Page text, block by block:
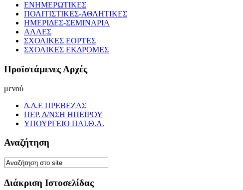
ΕΝΗΜΕΡΩΤΙΚΕΣ
ΠΟΛΙΤΙΣΤΙΚΕΣ-ΑΘΛΗΤΙΚΕΣ
ΗΜΕΡΙΔΕΣ-ΣΕΜΙΝΑΡΙΑ
ΑΛΛΕΣ
ΣΧΟΛΙΚΕΣ ΕΟΡΤΕΣ
ΣΧΟΛΙΚΕΣ ΕΚΔΡΟΜΕΣ
Προϊστάμενες Αρχές
μενού
Δ.Δ.Ε ΠΡΕΒΕΖΑΣ
ΠΕΡ. Δ/ΝΣΗ ΗΠΕΙΡΟΥ
ΥΠΟΥΡΓΕΙΟ ΠΑΙ.Θ.Α.
Αναζήτηση
Διάκριση Ιστοσελίδας